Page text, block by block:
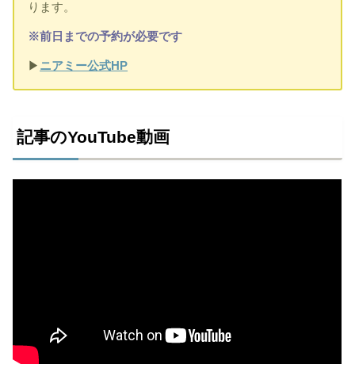
ります。
※前日までの予約が必要です
▶︎ ニアミー公式HP
記事のYouTube動画